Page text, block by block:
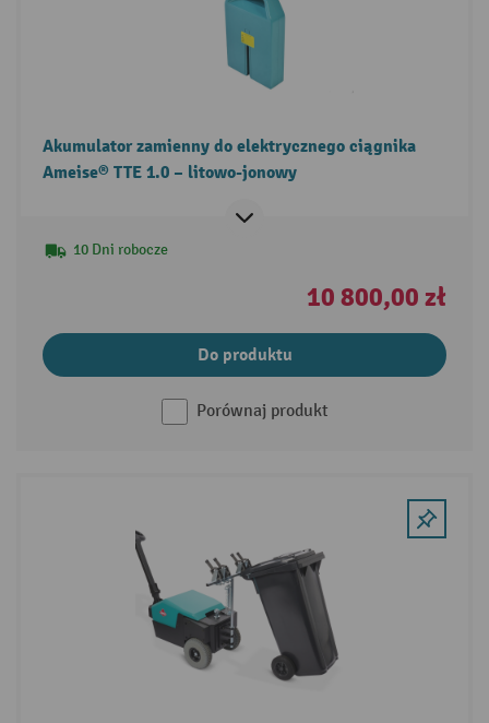
Akumulator zamienny do elektrycznego ciągnika
Ameise® TTE 1.0 – litowo-jonowy
10 Dni robocze
10 800,00 zł
Do produktu
Porównaj produkt